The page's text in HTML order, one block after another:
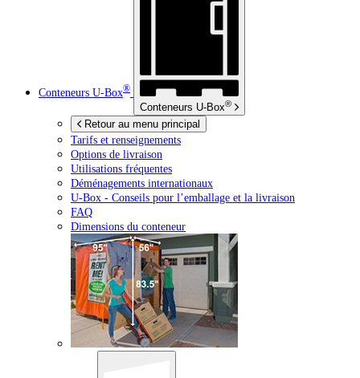
Conteneurs U-Box®
Conteneurs U-Box®
Retour au menu principal
Tarifs et renseignements
Options de livraison
Utilisations fréquentes
Déménagements internationaux
U-Box - Conseils pour l’emballage et la livraison
FAQ
Dimensions du conteneur